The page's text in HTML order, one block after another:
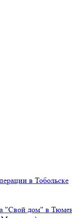
в Тобольске
"Свой дом" в